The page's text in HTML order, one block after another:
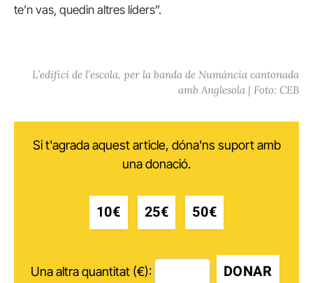
te’n vas, quedin altres líders”.
L’edifici de l’escola, per la banda de Numància cantonada
amb Anglesola | Foto: CEB
Si t'agrada aquest article, dóna'ns suport amb
una donació.
10€ 25€ 50€
Una altra quantitat (€): DONAR